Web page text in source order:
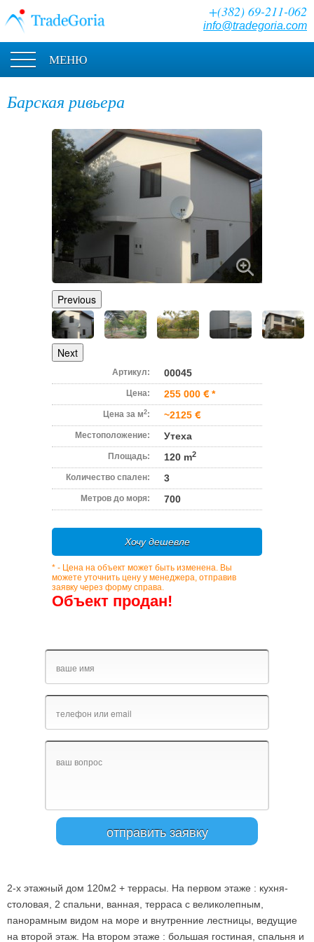
+(382) 69-211-062
info@tradegoria.com
МЕНЮ
Барская ривьера
Previous
Next
Артикул: 00045
Цена: 255 000 *
Цена за м2: ~2125
Местоположение: Утеха
Площадь: 120 m2
Количество спален: 3
Метров до моря: 700
Хочу дешевле
* - Цена на объект может быть изменена. Вы
можете уточнить цену у менеджера, отправив
заявку через форму справа.
Объект продан!
2-х этажный дом 120м2 + террасы. На первом этаже : кухня-
столовая, 2 спальни, ванная, терраса с великолепным,
панорамным видом на море и внутренние лестницы, ведущие
на второй этаж. На втором этаже : большая гостиная, спальня и